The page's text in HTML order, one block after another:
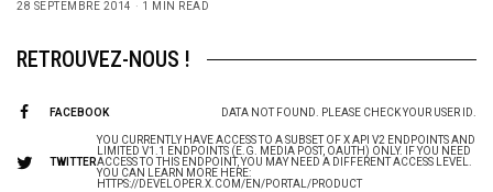
28 SEPTEMBRE 2014
1 MIN READ
RETROUVEZ-NOUS !
FACEBOOK DATA NOT FOUND. PLEASE CHECK YOUR USER ID.
TWITTER
YOU CURRENTLY HAVE ACCESS TO A SUBSET OF X API V2 ENDPOINTS AND
LIMITED V1.1 ENDPOINTS (E.G. MEDIA POST, OAUTH) ONLY. IF YOU NEED
ACCESS TO THIS ENDPOINT, YOU MAY NEED A DIFFERENT ACCESS LEVEL.
YOU CAN LEARN MORE HERE:
HTTPS://DEVELOPER.X.COM/EN/PORTAL/PRODUCT